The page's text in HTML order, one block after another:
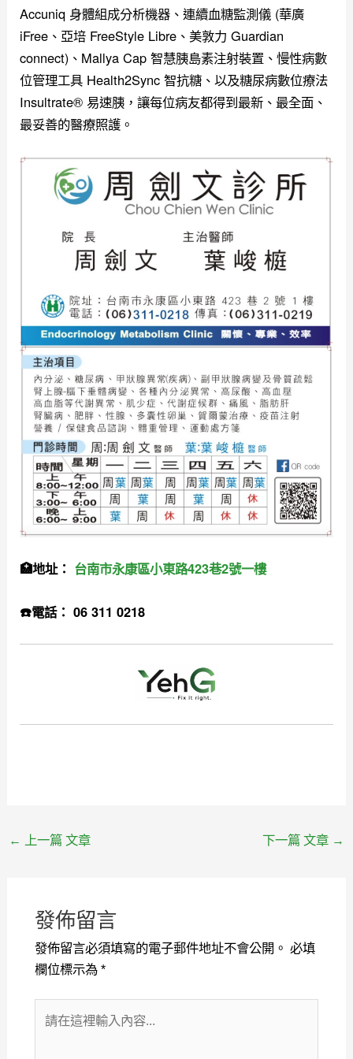
Accuniq 身體組成分析機器、連續血糖監測儀 (華廣
iFree、亞培 FreeStyle Libre、美敦力 Guardian
connect)、Mallya Cap 智慧胰島素注射裝置、慢性病數
位管理工具 Health2Sync 智抗糖、以及糖尿病數位療法
Insultrate® 易速胰，讓每位病友都得到最新、最全面、
最妥善的醫療照護。
🏥地址： 台南市永康區小東路423巷2號一樓
☎️電話： 06 311 0218
← 上一篇 文章 下一篇 文章 →
發佈留言
發佈留言必須填寫的電子郵件地址不會公開。 必填
欄位標示為 *
在